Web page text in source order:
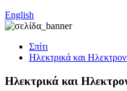
English
Σπίτι
Ηλεκτρικά και
Ηλεκτρικά και